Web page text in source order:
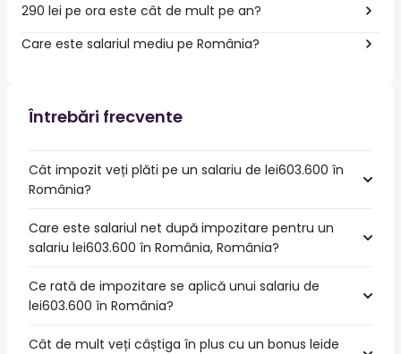
290 lei pe ora este cât de mult pe an?
Care este salariul mediu pe România?
Întrebări frecvente
Cât impozit veți plăti pe un salariu de lei603.600 în
România?
Care este salariul net după impozitare pentru un
salariu lei603.600 în România, România?
Ce rată de impozitare se aplică unui salariu de
lei603.600 în România?
Cât de mult veți câștiga în plus cu un bonus leide